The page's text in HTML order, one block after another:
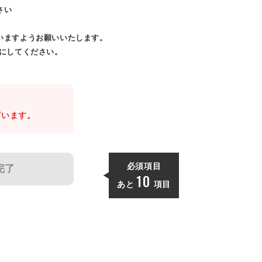
い
すようお願いいたします。
してください。
ます。
了 必須項目
あと 10 項目